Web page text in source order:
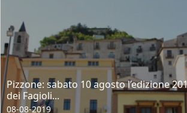
Pizzone: sabato 10 agosto l’edizione
dei Fagioli...
08-08-2019